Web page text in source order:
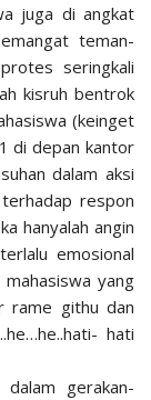
juga di angkat
teman-
seringkali
kisruh bentrok
(keinget
di depan kantor
dalam aksi
respon
hanyalah angin
emosional
yang
rame githu dan
hati
gerakan-